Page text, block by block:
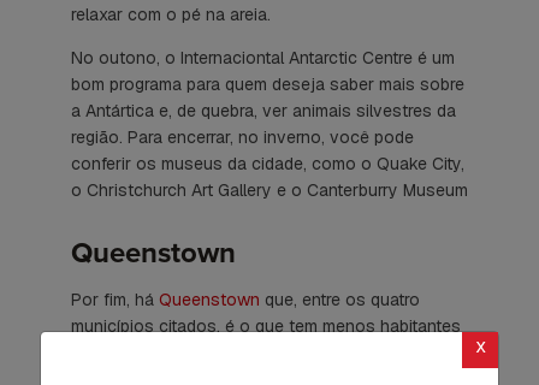
relaxar com o pé na areia.
No outono, o Internaciontal Antarctic Centre é um
bom programa para quem deseja saber mais sobre
a Antártica e, de quebra, ver animais silvestres da
região. Para encerrar, no inverno, você pode
conferir os museus da cidade, como o Quake City,
o Christchurch Art Gallery e o Canterburry Museum
Queenstown
Por fim, há Queenstown que, entre os quatro
municípios citados, é o que tem menos habitantes
x